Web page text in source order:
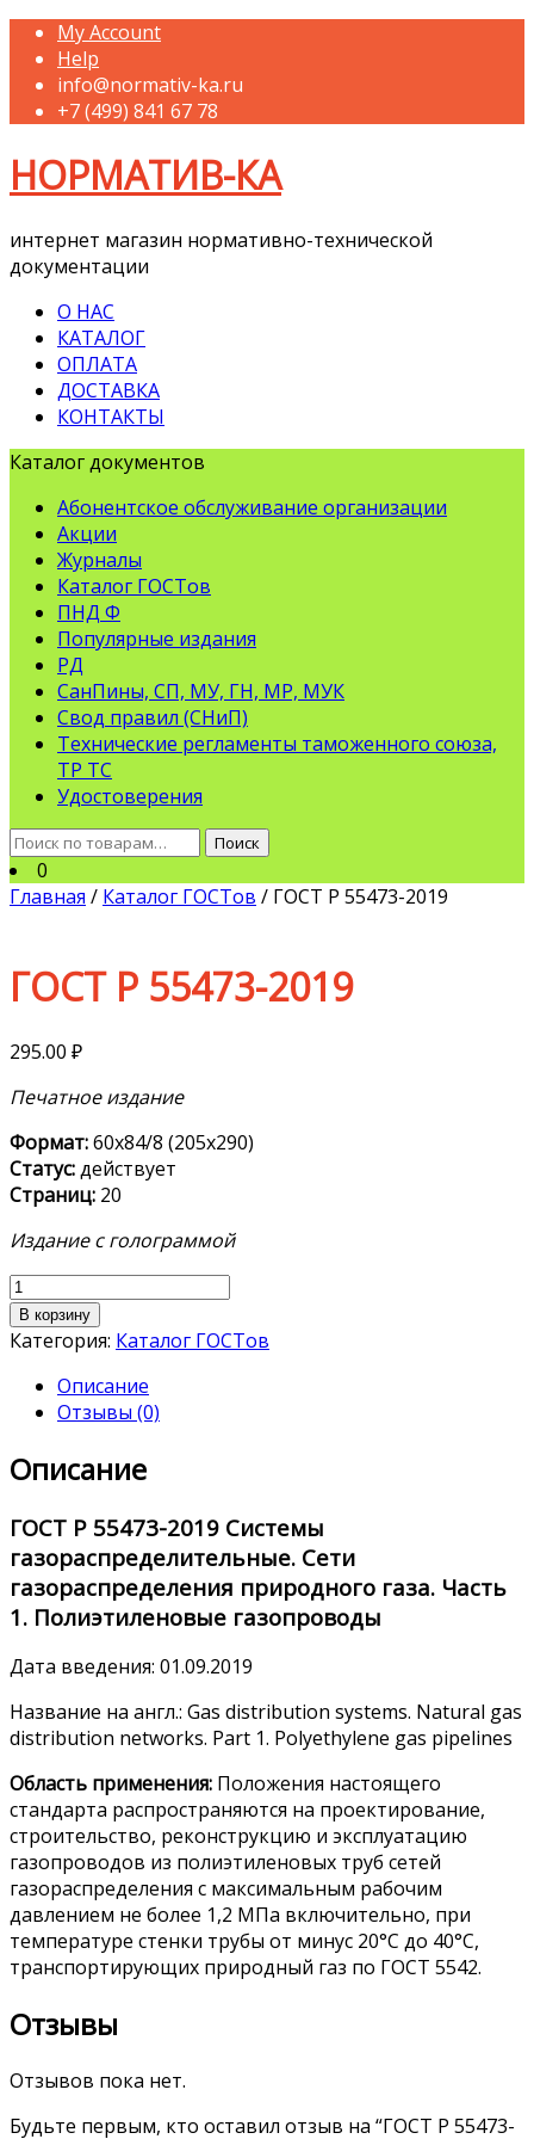
My Account
Help
info@normativ-ka.ru
+7 (499) 841 67 78
НОРМАТИВ-КА
интернет магазин нормативно-технической
документации
О НАС
КАТАЛОГ
ОПЛАТА
ДОСТАВКА
КОНТАКТЫ
Каталог документов
Абонентское обслуживание организации
Акции
Журналы
Каталог ГОСТов
ПНД Ф
Популярные издания
РД
СанПины, СП, МУ, ГН, МР, МУК
Свод правил (СНиП)
Технические регламенты таможенного союза,
ТР ТС
Удостоверения
Искать:
Поиск
0
Главная / Каталог ГОСТов / ГОСТ Р 55473-2019
ГОСТ Р 55473-2019
295.00 ₽
Печатное издание
Формат:60х84/8 (205х290)
Статус:действует
Страниц: 20
Издание с голограммой
Количество
товара
ГОСТ
55473-
2019
В корзину
Категория: Каталог ГОСТов
Описание
Отзывы (0)
Описание
ГОСТ Р 55473-2019 Системы
газораспределительные. Сети
газораспределения природного газа. Часть
1. Полиэтиленовые газопроводы
Дата введения: 01.09.2019
Название на англ.: Gas distribution systems. Natural gas
distribution networks. Part 1. Polyethylene gas pipelines
Область применения: Положения настоящего
стандарта распространяются на проектирование,
строительство, реконструкцию и эксплуатацию
газопроводов из полиэтиленовых труб сетей
газораспределения с максимальным рабочим
давлением не более 1,2 МПа включительно, при
температуре стенки трубы от минус 20°С до 40°C,
транспортирующих природный газ по ГОСТ 5542.
Отзывы
Отзывов пока нет.
Будьте первым, кто оставил отзыв на “ГОСТ Р 55473-